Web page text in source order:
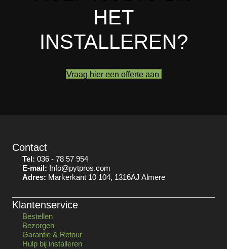
HET
INSTALLEREN?
Vraag hier een offerte aan
Contact
Tel: 036 - 78 57 954
E-mail: Info@pytpros.com
Adres: Markerkant 10 104, 1316AJ Almere
Klantenservice
Bestellen
Bezorgen
Garantie & Retour
Hulp bij installeren